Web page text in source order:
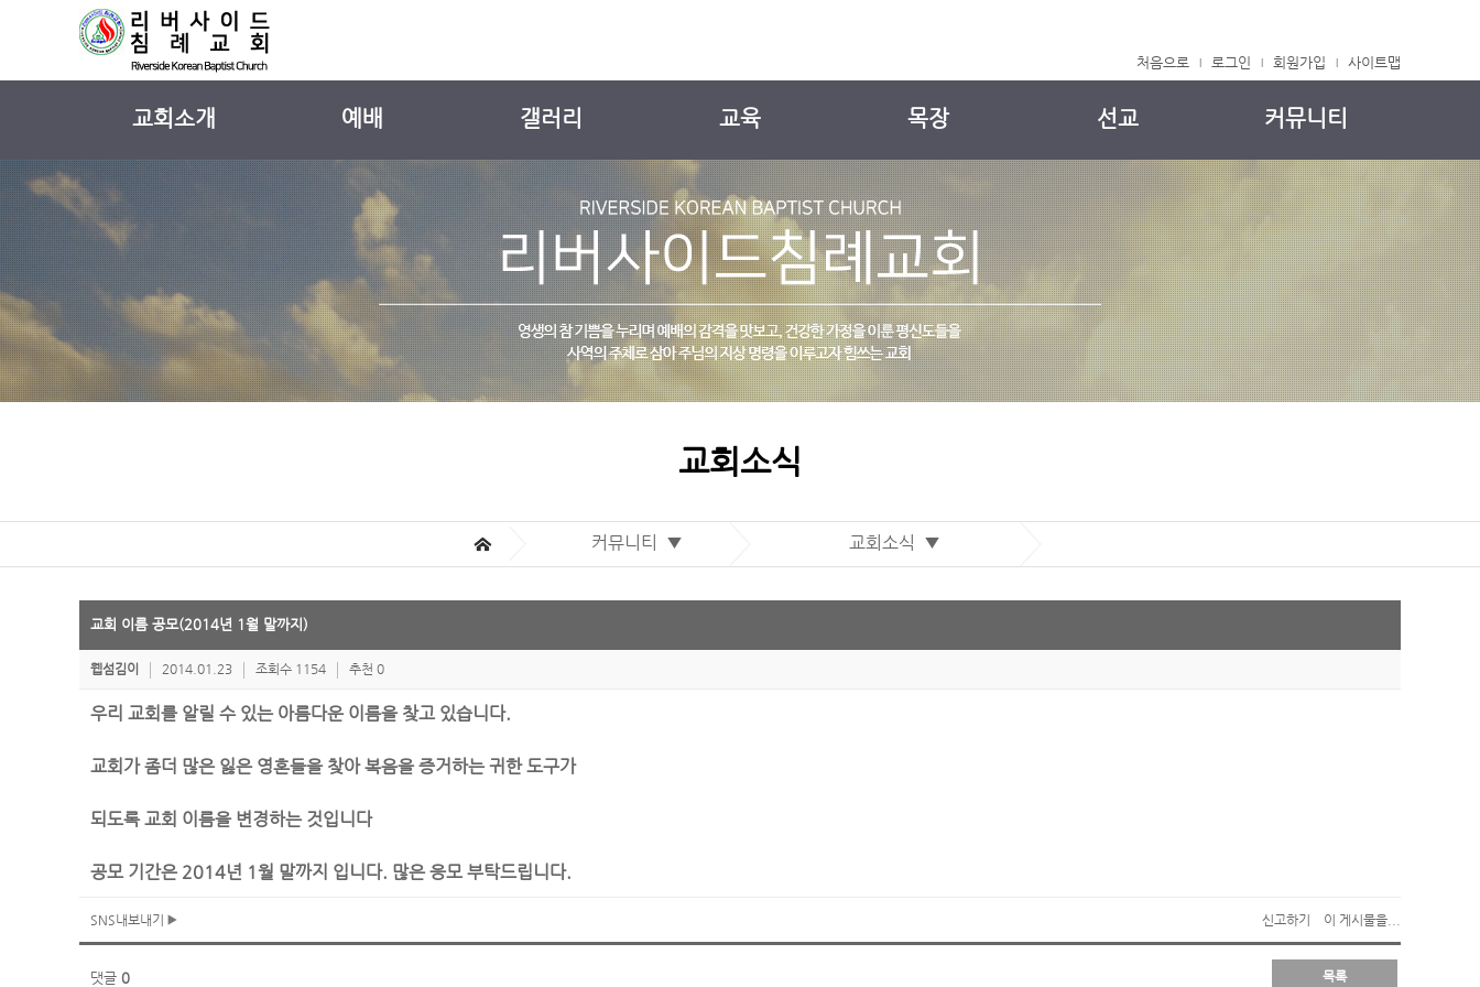
처음으로 로그인 회원가입 사이트맵
교회소개
교회 소개
섬기는사람들
교회 연혁
예배안내
교회 둘러보기
찾아오시는길
예배
주일 설교
외부 강사 설교
설교 시리즈
찬양
갤러리
교회앨범
새가족소개
팔복 일기 표
교육
유치부
유년부
YOUTH
EM
목장
목장소개
선교
국내 선교
해외 선교
커뮤니티
주보
교회소식
중보기도
자유게시판
정착메뉴얼
교회소식
커뮤니티 ▼ 교회소식 ▼
교회 이름 공모(2014년 1월 말까지)
웹섬김이 2014.01.23 조회수 1154 추천 0
우리 교회를 알릴 수 있는 아름다운 이름을 찾고 있습니다.
교회가 좀더 많은 잃은 영혼들을 찾아 복음을 증거하는 귀한 도구가
되도록 교회 이름을 변경하는 것입니다
공모 기간은 2014년 1월 말까지 입니다. 많은 응모 부탁드립니다.
SNS내보내기 신고하기 이 게시물을...
댓글 0 목록